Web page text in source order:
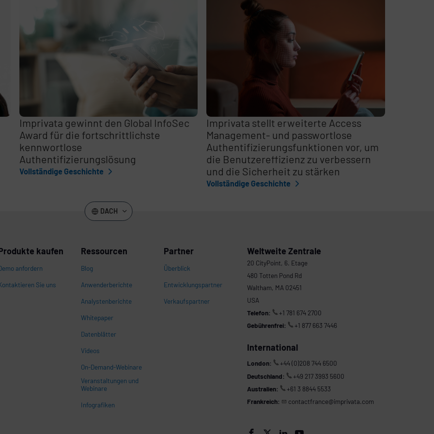
Imprivata gewinnt den Global InfoSec
Award für die fortschrittlichste
kennwortlose
Authentifizierungslösung
Vollständige Geschichte
Imprivata stellt erweiterte Access
Management- und passwortlose
Authentifizierungsfunktionen vor, um
die Benutzereffizienz zu verbessern
und die Sicherheit zu stärken
Vollständige Geschichte
DACH
kaufen
anfordern
Sie uns
Ressourcen
Blog
Anwenderberichte
Analystenberichte
Whitepaper
Datenblätter
Videos
On-Demand-Webinare
Veranstaltungen und
Webinare
Infografiken
Partner
Überblick
Entwicklungspartner
Verkaufspartner
Weltweite Zentrale
20 CityPoint, 6. Etage
480 Totten Pond Rd
Waltham, MA 02451
USA
Telefon:
+1 781 674 2700
Gebührenfrei:
+1 877 663 7446
International
London:
+44 (0)208 744 6500
Deutschland:
+49 217 3993 5600
Australien:
+61 3 8844 5533
Frankreich:
contactfrance@imprivata.com